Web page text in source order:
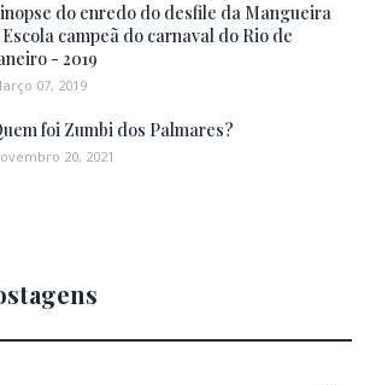
do enredo do desfile da Mangueira
campeã do carnaval do Rio de
- 2019
07, 2019
foi Zumbi dos Palmares?
20, 2021